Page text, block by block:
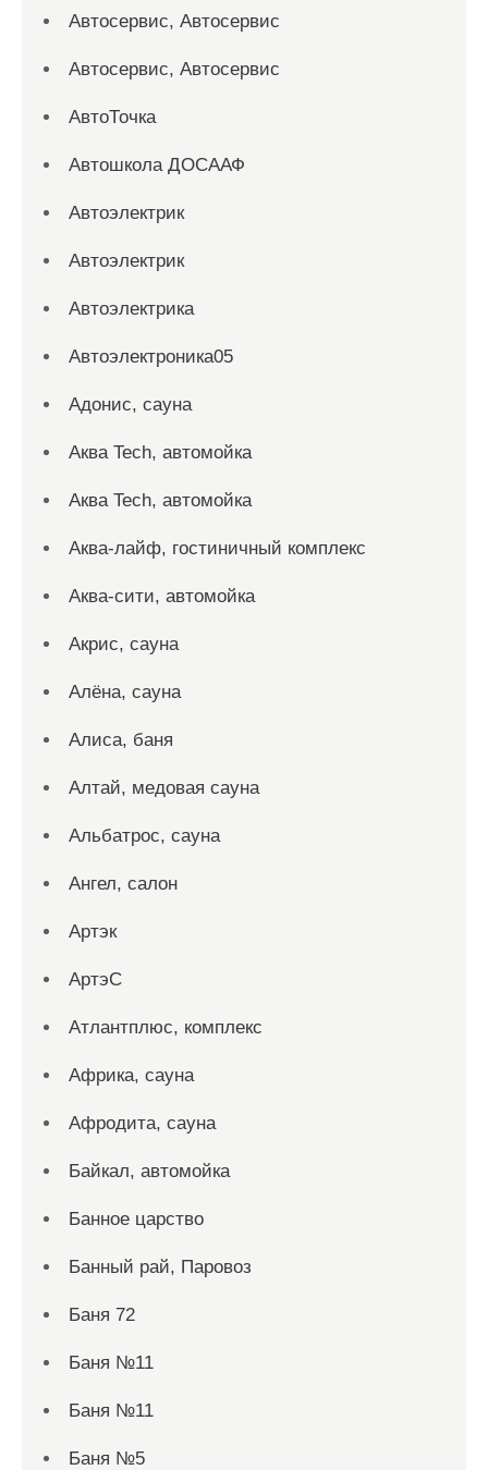
Автосервис, Автосервис
Автосервис, Автосервис
АвтоТочка
Автошкола ДОСААФ
Автоэлектрик
Автоэлектрик
Автоэлектрика
Автоэлектроника05
Адонис, сауна
Аква Tech, автомойка
Аква Tech, автомойка
Аква-лайф, гостиничный комплекс
Аква-сити, автомойка
Акрис, сауна
Алёна, сауна
Алиса, баня
Алтай, медовая сауна
Альбатрос, сауна
Ангел, салон
Артэк
АртэС
Атлантплюс, комплекс
Африка, сауна
Афродита, сауна
Байкал, автомойка
Банное царство
Банный рай, Паровоз
Баня 72
Баня №11
Баня №11
Баня №5